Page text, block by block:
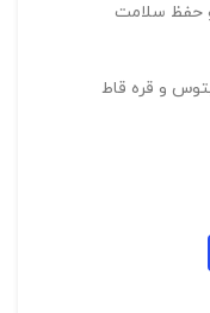
حفظ سلامت
و قره قاط